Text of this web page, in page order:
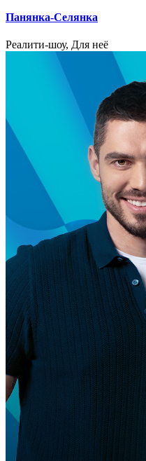
Панянка-Селянка
Реалити-шоу, Для неё